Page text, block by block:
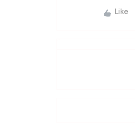
Like